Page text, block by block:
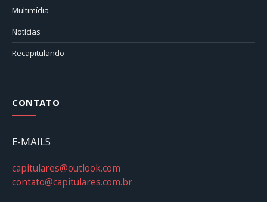
Multimídia
Notícias
Recapitulando
CONTATO
E-MAILS
capitulares@outlook.com
contato@capitulares.com.br